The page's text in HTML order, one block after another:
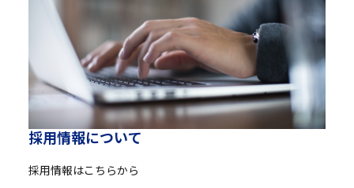
採用情報について
採用情報はこちらから